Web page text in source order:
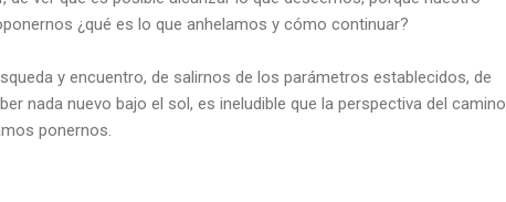
¿qué es lo que anhelamos y cómo continuar?
y encuentro, de salirnos de los parámetros establecidos, de
nada nuevo bajo el sol, es ineludible que la perspectiva del camino
ponernos.